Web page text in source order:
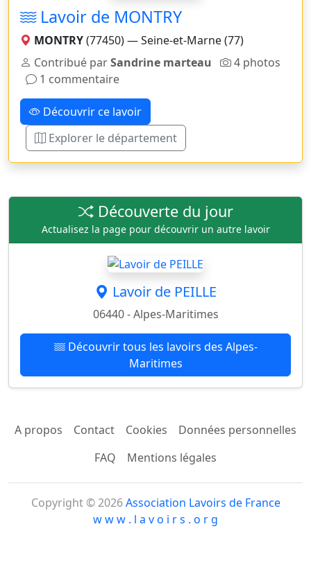
Lavoir de MONTRY
MONTRY(77450) — Seine-et-Marne (77)
Contribué parSandrine marteau
4 photos
1 commentaire
Découvrir ce lavoir
Explorer le département
Découverte du jour
Actualisez la page pour découvrir un autre lavoir
Lavoir de PEILLE
06440 - Alpes-Maritimes
Découvrir tous les lavoirs des Alpes-
Maritimes
A propos Contact Cookies
Données personnelles
FAQ
Mentions légales
Copyright © 2026Association Lavoirs de France
w w w . l a v o i r s . o r g